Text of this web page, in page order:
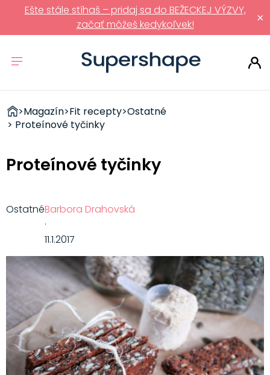
×
Ešte stále stíhaš – pridaj sa do BEŽECKEJ VÝZVY,
začať môžeš kedykoľvek!
ZDRAVÉ
RÝCHLOVKY
>Magazín>Fit recepty>Ostatné
> Proteínové tyčinky
Proteínové tyčinky
OstatnéBarbora Drahovská
·
11.1.2017